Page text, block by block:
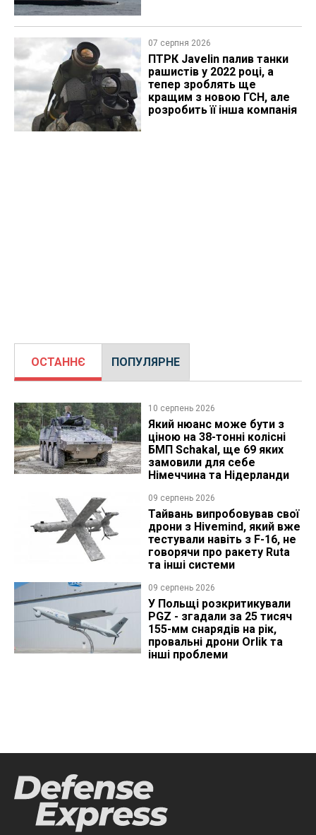
07 серпня 2026
ПТРК Javelin палив танки
рашистів у 2022 році, а
тепер зроблять ще
кращим з новою ГСН, але
розробить її інша компанія
ОСТАННЄ ПОПУЛЯРНЕ
10 серпень 2026
Який нюанс може бути з
ціною на 38-тонні колісні
БМП Schakal, ще 69 яких
замовили для себе
Німеччина та Нідерланди
09 серпень 2026
Тайвань випробовував свої
дрони з Hivemind, який вже
тестували навіть з F-16, не
говорячи про ракету Ruta
та інші системи
09 серпень 2026
У Польщі розкритикували
PGZ - згадали за 25 тисяч
155-мм снарядів на рік,
провальні дрони Orlik та
інші проблеми